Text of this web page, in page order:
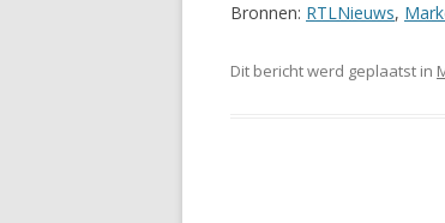
Bronnen: RTLNieuws,
Dit bericht werd geplaatst in